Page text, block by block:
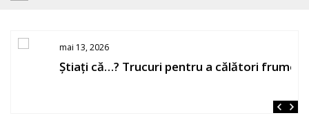
mai 13, 2026
Știați că…? Trucuri pentru a călători frumos